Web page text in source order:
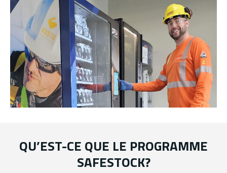
QU’EST-CE QUE LE PROGRAMME
SAFESTOCK?